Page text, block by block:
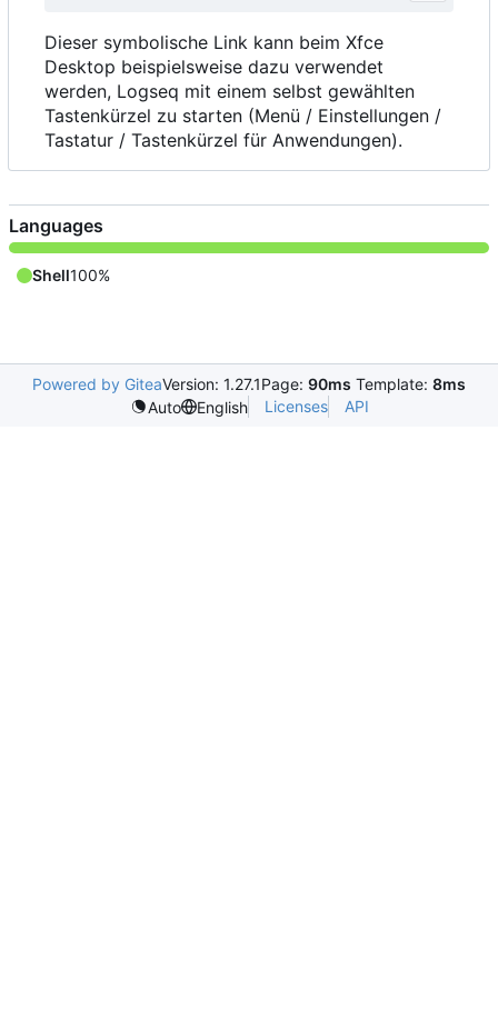
Dieser symbolische Link kann beim Xfce
Desktop beispielsweise dazu verwendet
werden, Logseq mit einem selbst gewählten
Tastenkürzel zu starten (Menü / Einstellungen /
Tastatur / Tastenkürzel für Anwendungen).
Languages
Shell100%
Powered by GiteaVersion: 1.27.1Page: 90ms Template: 8ms
Auto
English Licenses API